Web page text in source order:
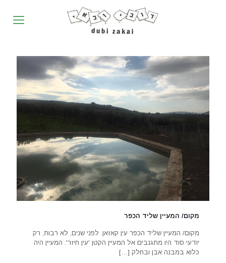
מקום/ המעיין שליד הכפר
מקום/ המעיין שליד הכפר עין קאזאן. לפני שנים, לא רבות, רק
יודעי סוד היו מתגנבים אל המעיין הקטן 'עין חיזר'. המעיין היה
כלוא במבנה אבן ובחלק […]